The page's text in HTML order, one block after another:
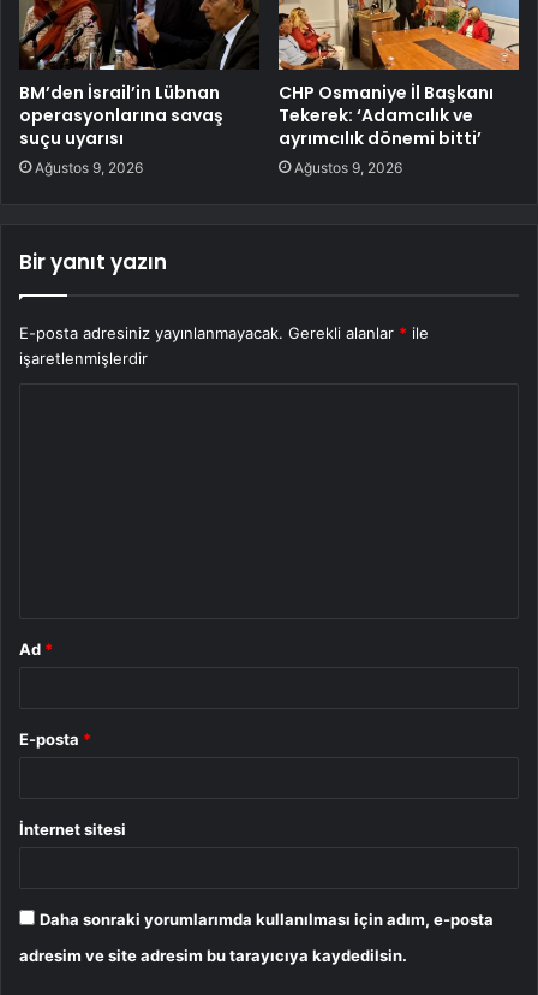
BM’den İsrail’in Lübnan
operasyonlarına savaş
suçu uyarısı
Ağustos 9, 2026
CHP Osmaniye İl Başkanı
Tekerek: ‘Adamcılık ve
ayrımcılık dönemi bitti’
Ağustos 9, 2026
Bir yanıt yazın
E-posta adresiniz yayınlanmayacak. Gerekli alanlar * ile
işaretlenmişlerdir
Ad *
E-posta *
İnternet sitesi
Daha sonraki yorumlarımda kullanılması için adım, e-posta
adresim ve site adresim bu tarayıcıya kaydedilsin.